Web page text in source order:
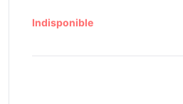
Indisponible